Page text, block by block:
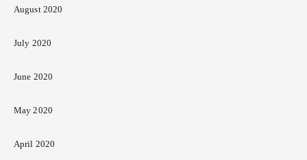
August 2020
July 2020
June 2020
May 2020
April 2020